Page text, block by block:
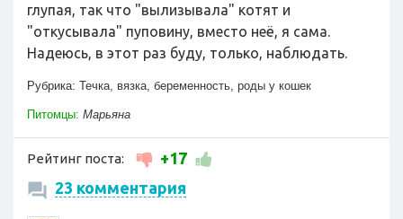
глупая, так что "вылизывала" котят и
"откусывала" пуповину, вместо неё, я сама.
Надеюсь, в этот раз буду, только, наблюдать.
Рубрика: Течка, вязка, беременность, роды у кошек
Питомцы: Марьяна
Рейтинг поста:
+17
23 комментария